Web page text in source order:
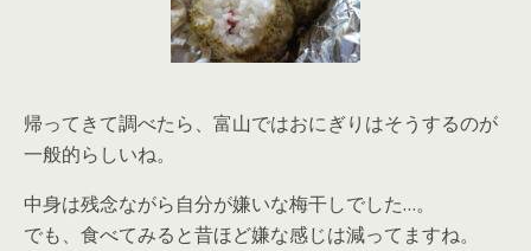
帰ってきて調べたら、富山ではおにぎりはそうするのが
一般的らしいね。
中身は残念ながら自分が嫌いな梅干しでした…。
でも、食べてみると昔ほど嫌な感じは減ってますね。